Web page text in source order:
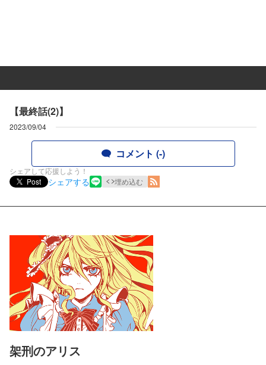
【最終話(2)】
2023/09/04
コメント (-)
シェアして応援しよう！
Post
シェアする 埋め込む
架刑のアリス